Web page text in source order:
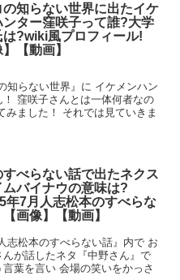
の知らない世界に出たイケ
ンター窪咲子って誰?大学
は?wiki風プロフィール!
】【動画】
知らない世界』に イケメンハン
窪咲子さんとは一体何者なの
ました！ それでは見ていきま
すべらない話で出たネクス
ムバイナウの意味は?
年7月人志松本のすべらな
画像】【動画】
志松本のすべらない話』内で お
が話したネタ『中野さん』で
葉を言い 会場の笑いをかっさ